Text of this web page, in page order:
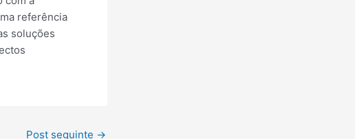
referência
soluções
Post seguinte →